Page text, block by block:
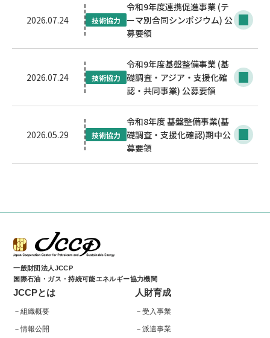
2026.07.24 技術協力
令和9年度連携促進事業 (テ
ーマ別合同シンポジウム) 公
募要領
2026.07.24 技術協力
令和9年度基盤整備事業 (基
礎調査・アジア・支援化確
認・共同事業) 公募要領
2026.05.29 技術協力
令和8年度 基盤整備事業(基
礎調査・支援化確認)期中公
募要領
一般財団法人JCCP
国際石油・ガス・持続可能エネルギー協力機関
JCCPとは
組織概要
情報公開
人財育成
受入事業
派遣事業